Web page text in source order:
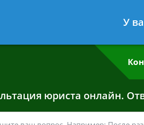
- Адвокат по
юриста онлайн.
У